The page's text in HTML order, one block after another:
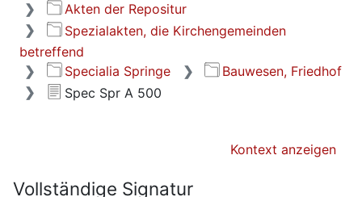
Akten der Repositur
Spezialakten, die Kirchengemeinden
betreffend
Specialia Springe
Bauwesen, Friedhof
Spec Spr A 500
Kontext anzeigen
Vollständige Signatur